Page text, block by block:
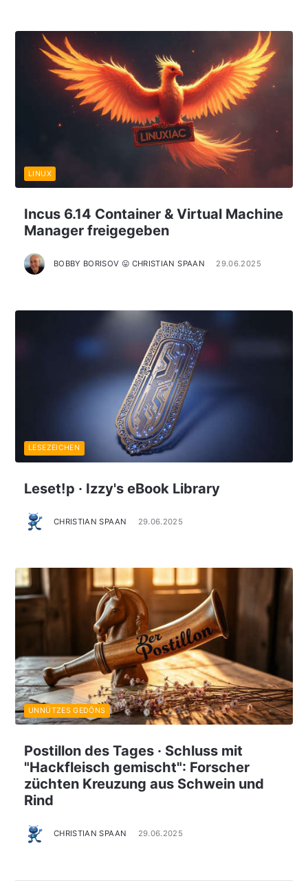
Incus 6.14 Container & Virtual Machine
Manager freigegeben
BOBBY BORISOV 😛 CHRISTIAN SPAAN 29.06.2025
LINUX
Leset!p · Izzy's eBook Library
CHRISTIAN SPAAN 29.06.2025
LESEZEICHEN
Postillon des Tages · Schluss mit
"Hackfleisch gemischt": Forscher
züchten Kreuzung aus Schwein und
Rind
CHRISTIAN SPAAN 29.06.2025
UNNÜTZES GEDÖNS